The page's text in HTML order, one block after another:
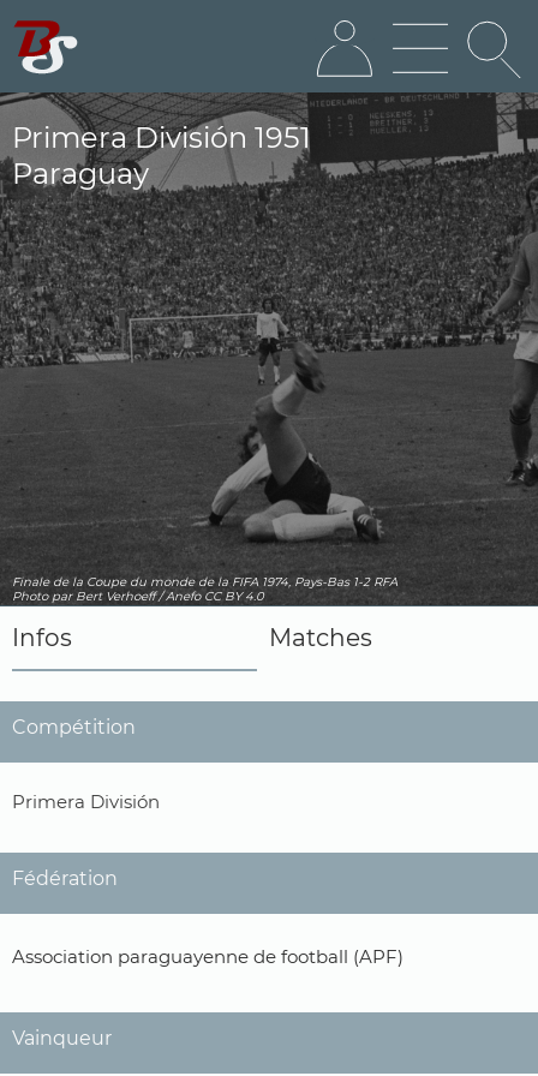
Primera División 1951
Paraguay
Finale de la Coupe du monde de la FIFA 1974, Pays-Bas 1-2 RFA
Photopar Bert Verhoeff / Anefo CC BY 4.0
Infos Matches
Compétition
Primera División
Fédération
Association paraguayenne de football (APF)
Vainqueur